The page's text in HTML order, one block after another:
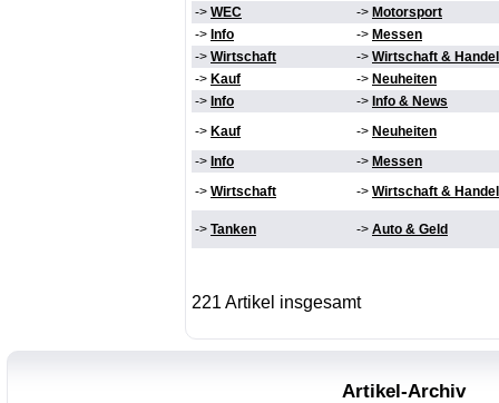
-> WEC -> Motorsport
-> Info -> Messen
-> Wirtschaft -> Wirtschaft & Handel
-> Kauf -> Neuheiten
-> Info -> Info & News
-> Kauf -> Neuheiten
-> Info -> Messen
-> Wirtschaft -> Wirtschaft & Handel
-> Tanken -> Auto & Geld
221 Artikel insgesamt
Artikel-Archiv